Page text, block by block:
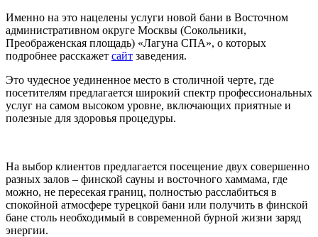
Именно на это нацелены услуги новой бани в Восточном
административном округе Москвы (Сокольники,
Преображенская площадь) «Лагуна СПА», о которых
подробнее расскажет сайт заведения.
Это чудесное уединенное место в столичной черте, где
посетителям предлагается широкий спектр профессиональных
услуг на самом высоком уровне, включающих приятные и
полезные для здоровья процедуры.
На выбор клиентов предлагается посещение двух совершенно
разных залов – финской сауны и восточного хаммама, где
можно, не пересекая границ, полностью расслабиться в
спокойной атмосфере турецкой бани или получить в финской
бане столь необходимый в современной бурной жизни заряд
энергии.